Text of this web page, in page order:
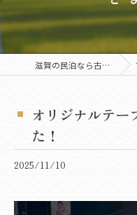
滋賀の民泊なら古民家1棟貸切のたらいち邸
オリジナルテー
た！
2025/11/10